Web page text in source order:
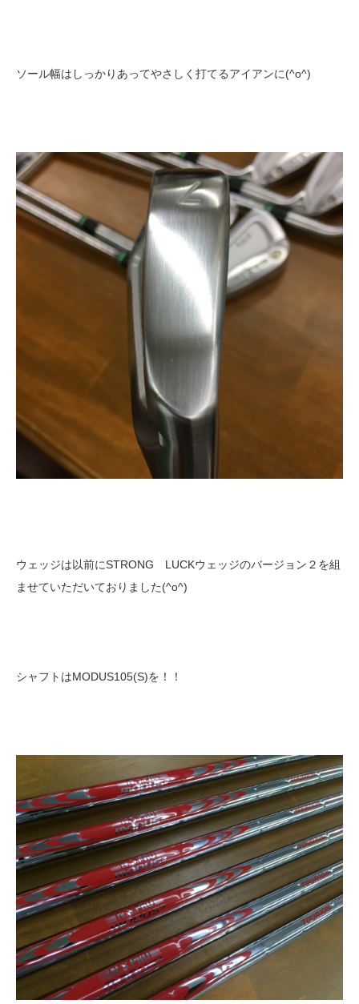
ソール幅はしっかりあってやさしく打てるアイアンに(^o^)
ウェッジは以前にSTRONG LUCKウェッジのバージョン２を組
ませていただいておりました(^o^)
シャフトはMODUS105(S)を！！